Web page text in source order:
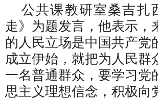
公共课教研室桑吉扎
走》为题发言，他表示，
的人民立场是中国共产党
成立伊始，就把为人民
一名普通群众，要学习党
思主义理想信念，积极向